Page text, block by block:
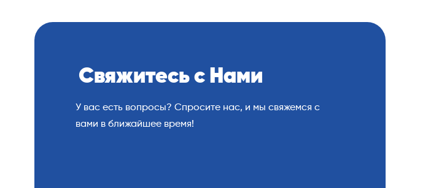
Свяжитесь с Нами
У вас есть вопросы? Спросите нас, и мы свяжемся с
вами в ближайшее время!